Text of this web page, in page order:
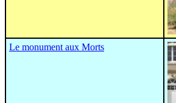
Le monument aux Morts